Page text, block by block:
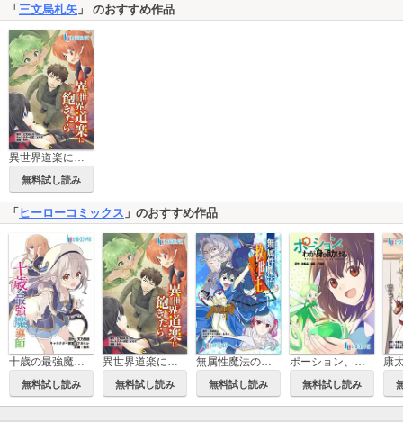
「 三文烏札矢 」 のおすすめ作品
異世界道楽に飽きたら
無料試し読み
「 ヒーローコミックス 」のおすすめ作品
無料試し読み 無料試し読み 無料試し読み
ポーション、わが身を助ける
無料試し読み